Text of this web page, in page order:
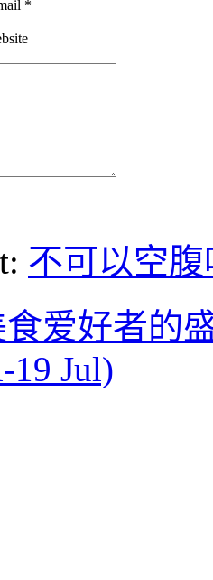
*
不可以空
爱好者的
19 Jul)